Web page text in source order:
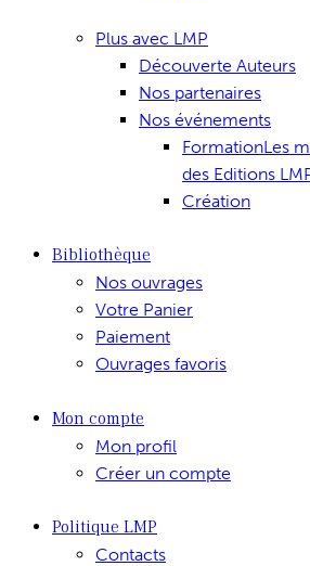
Plus avec LMP
Découverte Auteurs
Nos partenaires
Nos événements
FormationLes
des Editions
Création
Bibliothèque
Nos ouvrages
Votre Panier
Paiement
Ouvrages favoris
Mon compte
Mon profil
Créer un compte
Politique LMP
Contacts